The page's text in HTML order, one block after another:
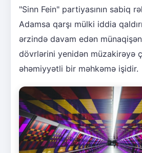
"Sinn Fein" partiyasının sabiq
Adamsa qarşı mülki iddia
ərzində davam edən
dövrlərini yenidən müzakirəyə
əhəmiyyətli bir məhkəmə işidir.